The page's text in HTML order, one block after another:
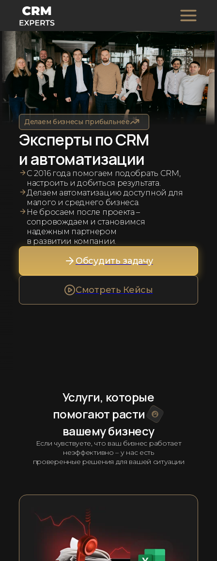
Делаем бизнесы прибыльнее
Эксперты по CRM
и автоматизации
С 2016 года помогаем подобрать CRM,
настроить и добиться результата.
Делаем автоматизацию доступной для
малого и среднего бизнеса.
Не бросаем после проекта –
сопровождаем и становимся
надежным партнером
в развитии компании.
Обсудить задачу
Смотреть Кейсы
Услуги, которые
помогают расти
вашему бизнесу
Если чувствуете, что ваш бизнес работает
неэффективно – у нас есть
проверенные решения для вашей ситуации